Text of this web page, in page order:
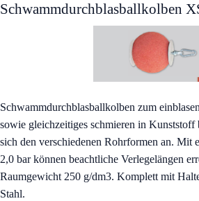
Schwammdurchblasballkolben
Schwammdurchblasballkolben zum
sowie gleichzeitiges schmieren in Kunststoff
sich den verschiedenen Rohrformen an. Mit
2,0 bar können beachtliche Verlegelängen
Raumgewicht 250 g/dm3. Komplett mit
Stahl.